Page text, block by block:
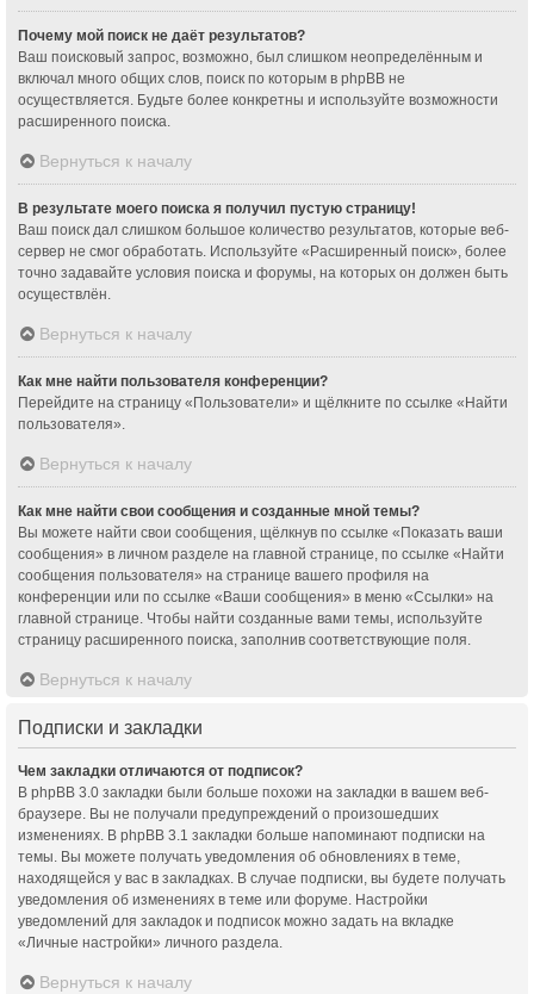
Почему мой поиск не даёт результатов?
Ваш поисковый запрос, возможно, был слишком неопределённым и
включал много общих слов, поиск по которым в phpBB не
осуществляется. Будьте более конкретны и используйте возможности
расширенного поиска.
Вернуться к началу
В результате моего поиска я получил пустую страницу!
Ваш поиск дал слишком большое количество результатов, которые веб-
сервер не смог обработать. Используйте «Расширенный поиск», более
точно задавайте условия поиска и форумы, на которых он должен быть
осуществлён.
Вернуться к началу
Как мне найти пользователя конференции?
Перейдите на страницу «Пользователи» и щёлкните по ссылке «Найти
пользователя».
Вернуться к началу
Как мне найти свои сообщения и созданные мной темы?
Вы можете найти свои сообщения, щёлкнув по ссылке «Показать ваши
сообщения» в личном разделе на главной странице, по ссылке «Найти
сообщения пользователя» на странице вашего профиля на
конференции или по ссылке «Ваши сообщения» в меню «Ссылки» на
главной странице. Чтобы найти созданные вами темы, используйте
страницу расширенного поиска, заполнив соответствующие поля.
Вернуться к началу
Подписки и закладки
Чем закладки отличаются от подписок?
В phpBB 3.0 закладки были больше похожи на закладки в вашем веб-
браузере. Вы не получали предупреждений о произошедших
изменениях. В phpBB 3.1 закладки больше напоминают подписки на
темы. Вы можете получать уведомления об обновлениях в теме,
находящейся у вас в закладках. В случае подписки, вы будете получать
уведомления об изменениях в теме или форуме. Настройки
уведомлений для закладок и подписок можно задать на вкладке
«Личные настройки» личного раздела.
Вернуться к началу